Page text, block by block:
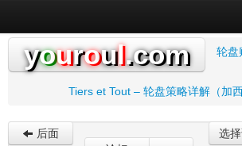
youroul.com 轮盘
Tiers et Tout – 轮盘策略详解（加西
后面
选